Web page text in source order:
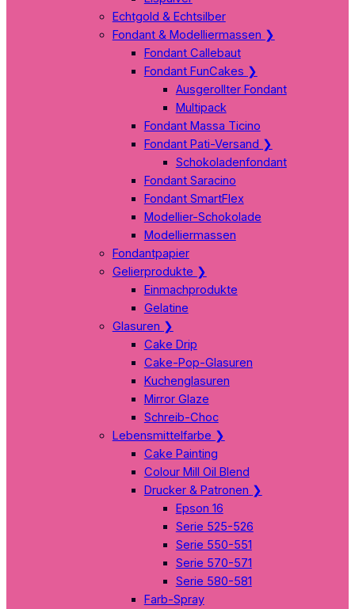
Echtgold & Echtsilber
Fondant & Modelliermassen ❯
Fondant Callebaut
Fondant FunCakes ❯
Ausgerollter Fondant
Multipack
Fondant Massa Ticino
Fondant Pati-Versand ❯
Schokoladenfondant
Fondant Saracino
Fondant SmartFlex
Modellier-Schokolade
Modelliermassen
Fondantpapier
Gelierprodukte ❯
Einmachprodukte
Gelatine
Glasuren ❯
Cake Drip
Cake-Pop-Glasuren
Kuchenglasuren
Mirror Glaze
Schreib-Choc
Lebensmittelfarbe ❯
Cake Painting
Colour Mill Oil Blend
Drucker & Patronen ❯
Epson 16
Serie 525-526
Serie 550-551
Serie 570-571
Serie 580-581
Farb-Spray